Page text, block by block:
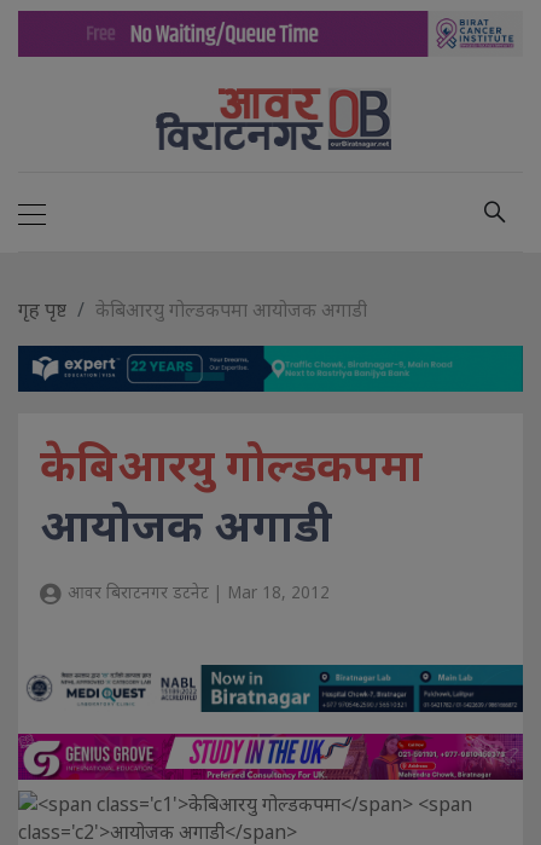
गृह पृष्ट केबिआरयु गोल्डकपमा आयोजक अगाडी
केबिआरयु गोल्डकपमा
आयोजक अगाडी
आवर बिराटनगर डटनेट | Mar 18, 2012